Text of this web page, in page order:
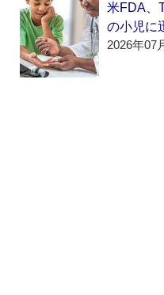
米FDA、
の小児に
2026年07